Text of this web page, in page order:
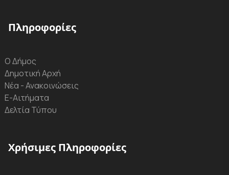
Πληροφορίες
Ο Δήμος
Δημοτική Αρχή
Νέα - Ανακοινώσεις
Ε-Αιτήματα
Δελτία Τύπου
Χρήσιμες Πληροφορίες